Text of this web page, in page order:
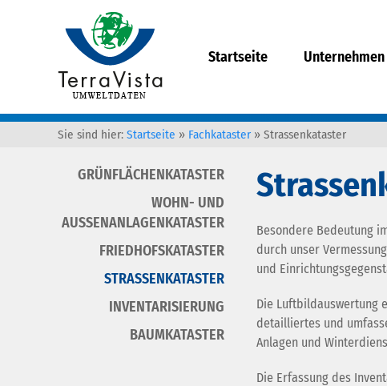
Startseite Unternehmen
Sie sind hier: Startseite » Fachkataster » Strassenkataster
GRÜNFLÄCHENKATASTER
WOHN- UND
AUSSENANLAGENKATASTER
FRIEDHOFSKATASTER
STRASSENKATASTER
INVENTARISIERUNG
BAUMKATASTER
Besondere Bedeutung
durch unser
und
Die Luftbildauswertung
detailliertes und
Anlagen und
Die Erfassung des